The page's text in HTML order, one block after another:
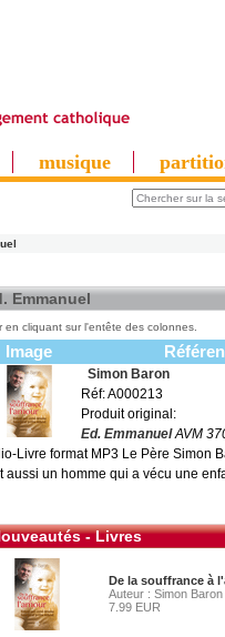
musique
Emmanuel
en cliquant sur l'entête des colonnes.
Image
Simon Baron
Réf: A000213
Produit original:
Ed. EmmanuelAVM
Livre format MP3 Le Père Simon
aussi un homme qui a vécu une
- Livres
De la souffrance à
Auteur : Simon Baron
7.99 EUR